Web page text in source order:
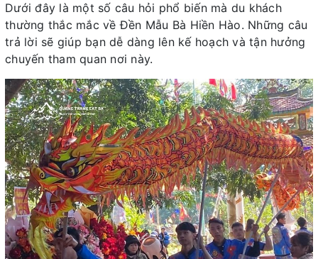
Dưới đây là một số câu hỏi phổ biến mà du khách
thường thắc mắc về Đền Mẫu Bà Hiền Hào. Những câu
trả lời sẽ giúp bạn dễ dàng lên kế hoạch và tận hưởng
chuyến tham quan nơi này.